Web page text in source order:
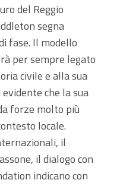
del Reggio
segna
fase. Il modello
per sempre legato
civile e alla sua
che la sua
forze molto più
locale.
il
il dialogo con
indicano con